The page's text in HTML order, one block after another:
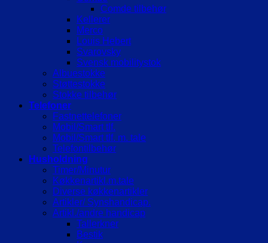
Comde tilbehør
Kellerer
Merco
Louis Hebert
Svarovsky
Svensk mobilitystok
Albuestokke
Støttestokke
Stokke tilbehør
Telefoner
Fastnettelefoner
Mobil/Smart tlf.
Mobil/Smart tlf. m. tale
Telefontilbehør
Husholdning
Timer/Minutur
Køkkenartikl.m.tale
Diverse køkkenartikler
Artikler/ Synshandicap.
Artikl./andre handicap
Tallerkner
Bestik